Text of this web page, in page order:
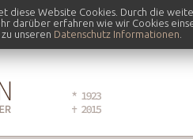
diese Website Cookies. Durch die
darüber erfahren wie wir Cookies
unseren Datenschutz Informationen